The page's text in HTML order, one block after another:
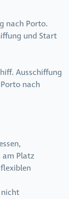
nach Porto.
und Start
Ausschiffung
nach
am Platz
nicht